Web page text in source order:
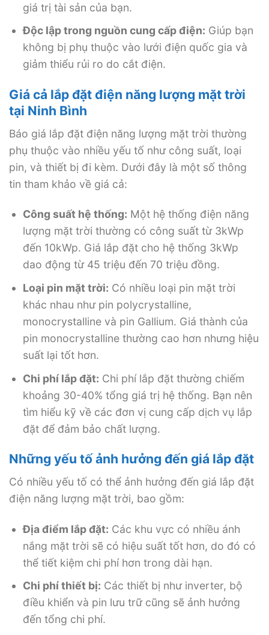
giá trị tài sản của bạn.
Độc lập trong nguồn cung cấp điện: Giúp bạn
không bị phụ thuộc vào lưới điện quốc gia và
giảm thiểu rủi ro do cắt điện.
Giá cả lắp đặt điện năng lượng mặt trời
tại Ninh Bình
Báo giá lắp đặt điện năng lượng mặt trời thường
phụ thuộc vào nhiều yếu tố như công suất, loại
pin, và thiết bị đi kèm. Dưới đây là một số thông
tin tham khảo về giá cả:
Công suất hệ thống: Một hệ thống điện năng
lượng mặt trời thường có công suất từ 3kWp
đến 10kWp. Giá lắp đặt cho hệ thống 3kWp
dao động từ 45 triệu đến 70 triệu đồng.
Loại pin mặt trời: Có nhiều loại pin mặt trời
khác nhau như pin polycrystalline,
monocrystalline và pin Gallium. Giá thành của
pin monocrystalline thường cao hơn nhưng hiệu
suất lại tốt hơn.
Chi phí lắp đặt: Chi phí lắp đặt thường chiếm
khoảng 30-40% tổng giá trị hệ thống. Bạn nên
tìm hiểu kỹ về các đơn vị cung cấp dịch vụ lắp
đặt để đảm bảo chất lượng.
Những yếu tố ảnh hưởng đến giá lắp đặt
Có nhiều yếu tố có thể ảnh hưởng đến giá lắp đặt
điện năng lượng mặt trời, bao gồm:
Địa điểm lắp đặt: Các khu vực có nhiều ánh
nắng mặt trời sẽ có hiệu suất tốt hơn, do đó có
thể tiết kiệm chi phí hơn trong dài hạn.
Chi phí thiết bị: Các thiết bị như inverter, bộ
điều khiển và pin lưu trữ cũng sẽ ảnh hưởng
đến tổng chi phí.